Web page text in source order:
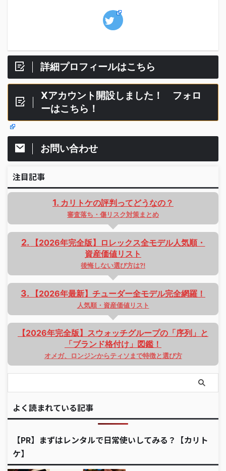
詳細プロフィールはこちら
Xアカウント開設しました！ フォロ
ーはこちら！
お問い合わせ
注目記事
カリトケの評判ってどうなの？
審査落ち・傷リスク対策まとめ
【2026年完全版】ロレックス全モデル人気順・
資産価値リスト
後悔しない選び方は⁈
【2026年最新】チューダー全モデル完全網羅！
人気順・資産価値リスト
【2026年完全版】スウォッチグループの「序列」と
「ブランド格付け」図鑑！
オメガ、ロンジンからティソまで特徴と選び方
よく読まれている記事
【PR】まずはレンタルで日常使いしてみる？【カリト
ケ】